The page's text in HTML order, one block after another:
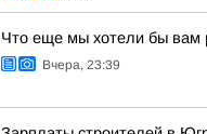
Что еще мы хотели бы вам
Вчера, 23:39